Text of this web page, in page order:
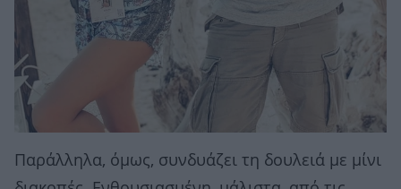
Παράλληλα, όμως, συνδυάζει τη δουλειά με μίνι